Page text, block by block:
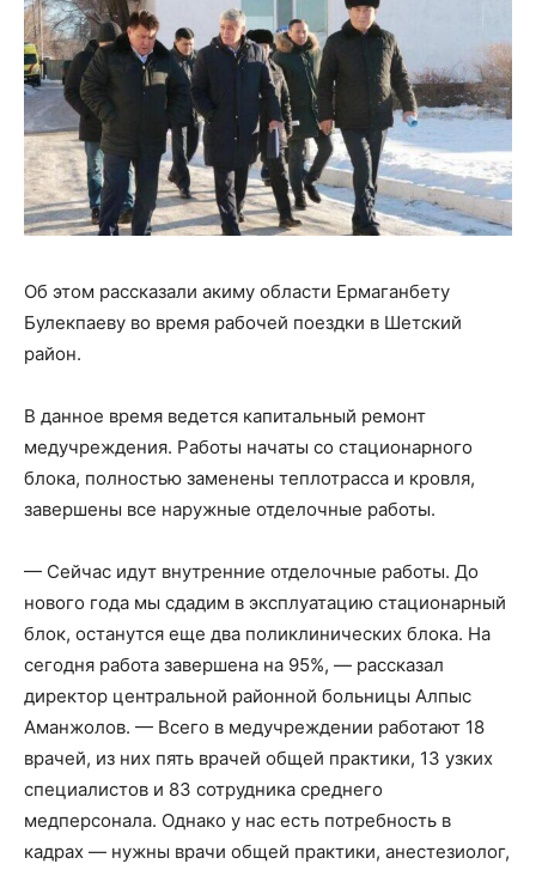
Об этом рассказали акиму области Ермаганбету
Булекпаеву во время рабочей поездки в Шетский
район.
В данное время ведется капитальный ремонт
медучреждения. Работы начаты со стационарного
блока, полностью заменены теплотрасса и кровля,
завершены все наружные отделочные работы.
— Сейчас идут внутренние отделочные работы. До
нового года мы сдадим в эксплуатацию стационарный
блок, останутся еще два поликлинических блока. На
сегодня работа завершена на 95%, — рассказал
директор центральной районной больницы Алпыс
Аманжолов. — Всего в медучреждении работают 18
врачей, из них пять врачей общей практики, 13 узких
специалистов и 83 сотрудника среднего
медперсонала. Однако у нас есть потребность в
кадрах — нужны врачи общей практики, анестезиолог,